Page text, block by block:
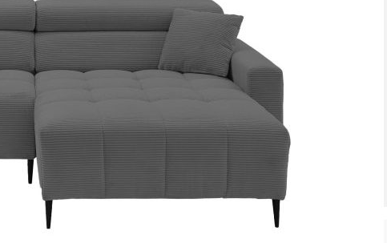
€* 1.299,00 €
Dauertiefpreis - unschlagbar günstig!
2.316,00 €
Dauertiefpreis - unschlagbar